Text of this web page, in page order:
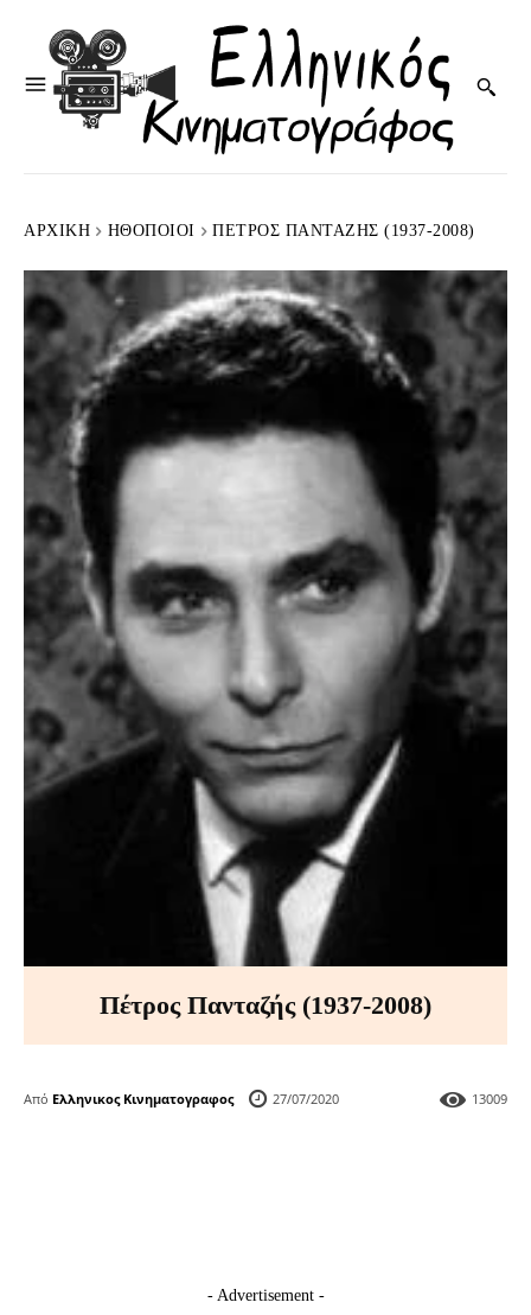
ΑΡΧΙΚΉ HΘΟΠΟΙΟΊ ΠΈΤΡΟΣ ΠΑΝΤΑΖΉΣ (1937-2008)
Πέτρος Πανταζής (1937-2008)
Από Ελληνικος Κινηματογραφος 27/07/2020 13009
- Advertisement -